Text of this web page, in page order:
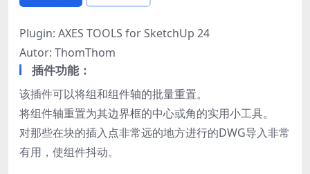
Plugin: AXES TOOLS for SketchUp 24
Autor: ThomThom
插件功能：
该插件可以将组和组件轴的批量重置。
将组件轴重置为其边界框的中心或角的实用小工具。
对那些在块的插入点非常远的地方进行的DWG导入非常
有用，使组件抖动。